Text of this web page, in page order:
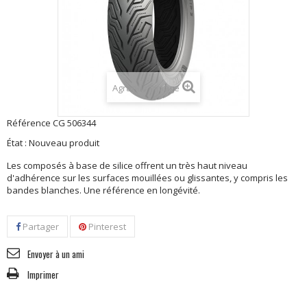
Agrandir l'image
Référence CG 506344
État : Nouveau produit
Les composés à base de silice offrent un très haut niveau
d'adhérence sur les surfaces mouillées ou glissantes, y compris les
bandes blanches. Une référence en longévité.
Partager Pinterest
Envoyer à un ami
Imprimer